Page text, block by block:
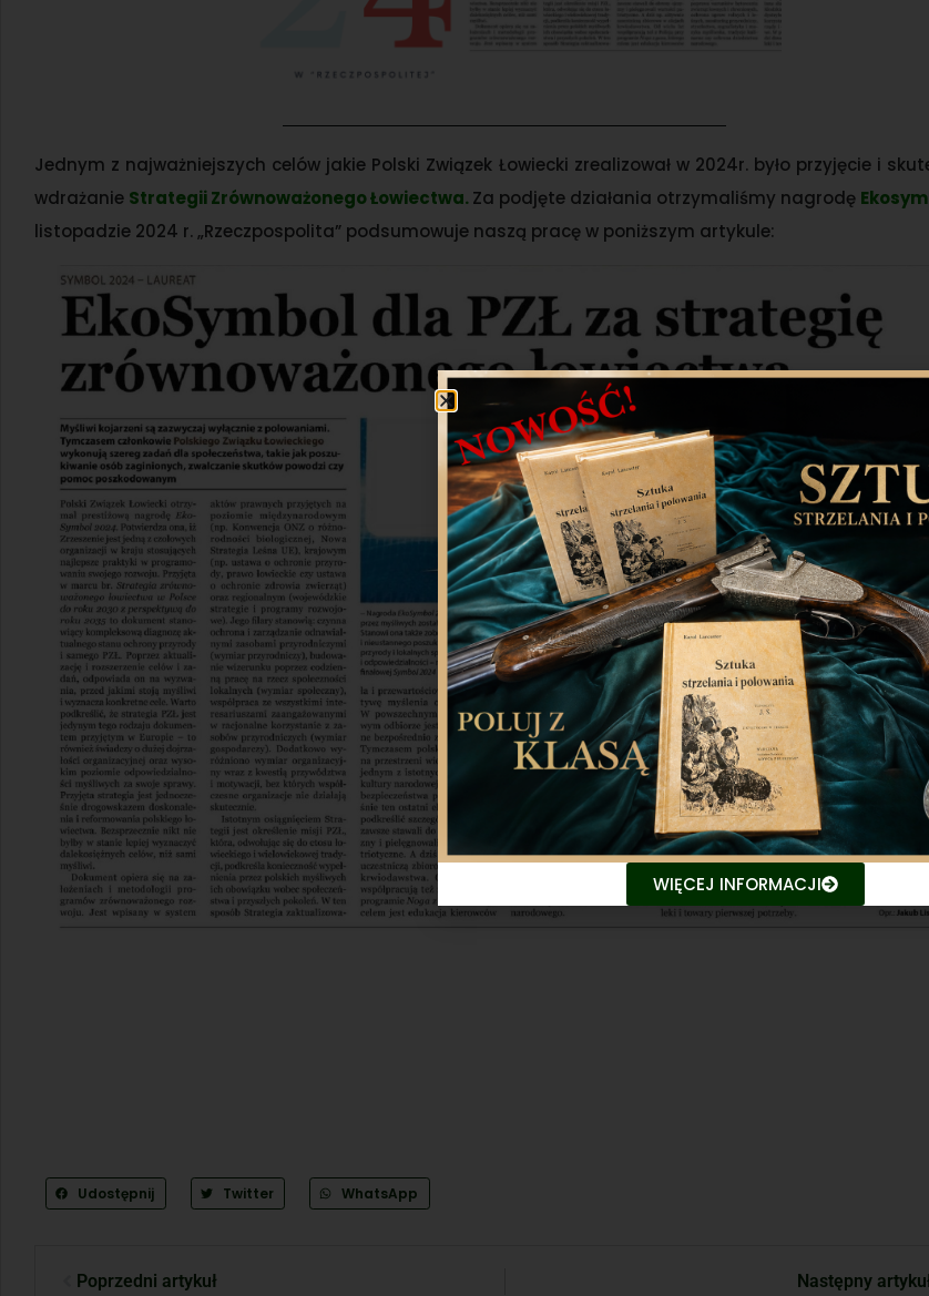
Jednym z najważniejszych celów jakie Polski Związek Łowiecki zrealizował w 2024r. było przyjęcie i
wdrażanie Strategii Zrównoważonego Łowiectwa.Za podjęte działania otrzymaliśmy nagrodę
listopadzie 2024 r. „Rzeczpospolita” podsumowuje naszą pracę w poniższym artykule:
Udostępnij Twitter WhatsApp
Poprzedni artykuł Następny
WIĘCEJ INFORMACJI